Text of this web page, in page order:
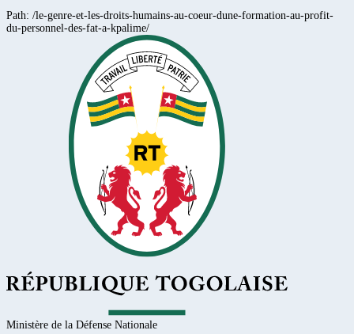
Path: /le-genre-et-les-droits-humains-au-coeur-dune-formation-au-profit-
du-personnel-des-fat-a-kpalime/
Ministère de la Défense Nationale